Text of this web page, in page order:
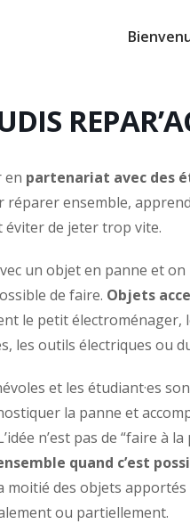
en partenariat avec des
réparer ensemble,
éviter de jeter trop vite.
un objet en panne et
de faire. Objets
le petit électroménager,
les outils électriques ou
et les étudiant·es
la panne et
n’est pas de “faire à la
quand c’est
moitié des objets
ou partiellement.